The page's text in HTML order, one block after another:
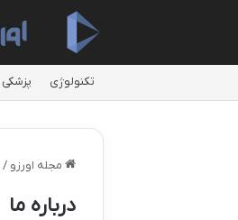
تکنولوژی پزشکی
مجله اورزو /
درباره ما